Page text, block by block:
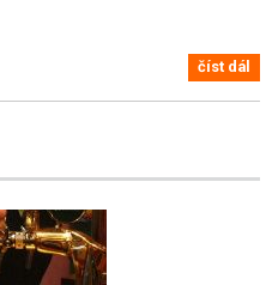
číst dál